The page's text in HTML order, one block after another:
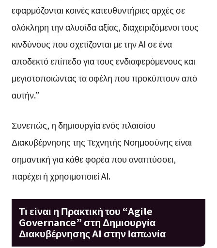
εφαρμόζονται κοινές κατευθυντήριες αρχές σε
ολόκληρη την αλυσίδα αξίας, διαχειριζόμενοι τους
κινδύνους που σχετίζονται με την AI σε ένα
αποδεκτό επίπεδο για τους ενδιαφερόμενους και
μεγιστοποιώντας τα οφέλη που προκύπτουν από
αυτήν.”
Συνεπώς, η δημιουργία ενός πλαισίου
Διακυβέρνησης της Τεχνητής Νοημοσύνης είναι
σημαντική για κάθε φορέα που αναπτύσσει,
παρέχει ή χρησιμοποιεί AI.
Τι είναι η Πρακτική του “Agile
Governance” στη Δημιουργία
Διακυβέρνησης AI στην Ιαπωνία